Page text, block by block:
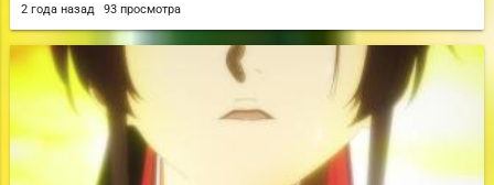
2 года назад 93 просмотра